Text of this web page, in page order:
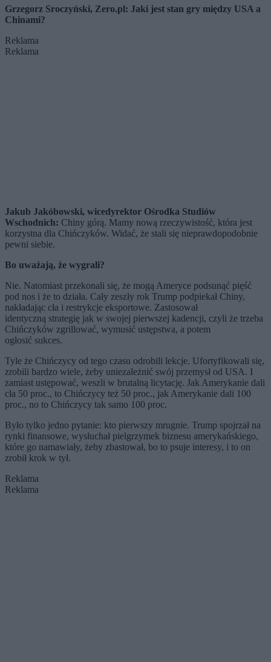
Grzegorz Sroczyński, Zero.pl: Jaki jest stan gry między USA a
Chinami?
Reklama
Reklama
Jakub Jakóbowski, wicedyrektor Ośrodka Studiów
Wschodnich: Chiny górą. Mamy nową rzeczywistość, która jest
korzystna dla Chińczyków. Widać, że stali się nieprawdopodobnie
pewni siebie.
Bo uważają, że wygrali?
Nie. Natomiast przekonali się, że mogą Ameryce podsunąć pięść
pod nos i że to działa. Cały zeszły rok Trump podpiekał Chiny,
nakładając cła i restrykcje eksportowe. Zastosował
identyczną strategię jak w swojej pierwszej kadencji, czyli że trzeba
Chińczyków zgrillować, wymusić ustępstwa, a potem
ogłosić sukces.
Tyle że Chińczycy od tego czasu odrobili lekcje. Ufortyfikowali się,
zrobili bardzo wiele, żeby uniezależnić swój przemysł od USA. I
zamiast ustępować, weszli w brutalną licytację. Jak Amerykanie dali
cła 50 proc., to Chińczycy też 50 proc., jak Amerykanie dali 100
proc., no to Chińczycy tak samo 100 proc.
Było tylko jedno pytanie: kto pierwszy mrugnie. Trump spojrzał na
rynki finansowe, wysłuchał pielgrzymek biznesu amerykańskiego,
które go namawiały, żeby zbastował, bo to psuje interesy, i to on
zrobił krok w tył.
Reklama
Reklama